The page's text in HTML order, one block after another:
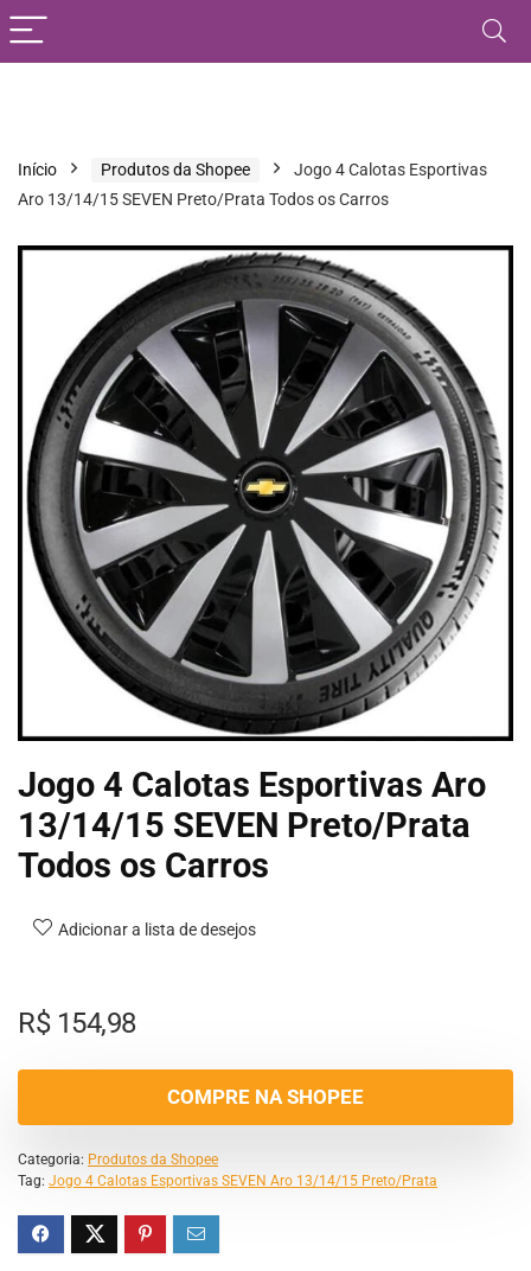
Início Produtos da Shopee
Jogo 4 Calotas Esportivas
Aro 13/14/15 SEVEN Preto/Prata Todos os Carros
Jogo 4 Calotas Esportivas Aro
13/14/15 SEVEN Preto/Prata
Todos os Carros
Adicionar a lista de desejos
R$154,98
COMPRE NA SHOPEE
Categoria: Produtos da Shopee
Tag: Jogo 4 Calotas Esportivas SEVEN Aro 13/14/15 Preto/Prata